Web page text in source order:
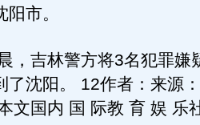
市。
吉林警方将3名犯罪嫌
了沈阳。 12作者：来源
文国内 国 际教 育 娱 乐